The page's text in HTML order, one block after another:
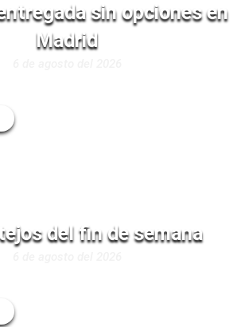
sin opciones en
Madrid
del fin de semana